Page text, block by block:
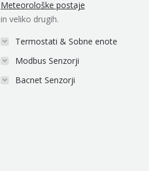
Meteorološke postaje
in veliko drugih.
Termostati & Sobne enote
Modbus Senzorji
Bacnet Senzorji